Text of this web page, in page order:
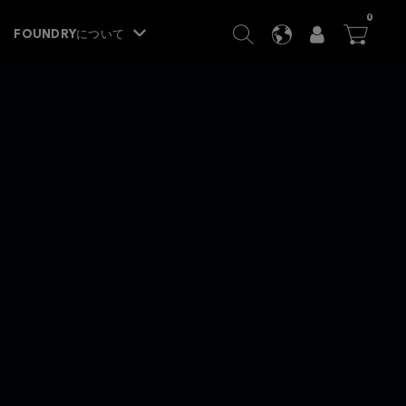
FOUNDRYについて  SEARCH
LANGUAGE
USER

0ITEMS